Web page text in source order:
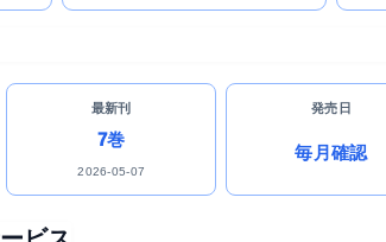
最新刊
7巻
2026-05-07
発売日
毎月確認